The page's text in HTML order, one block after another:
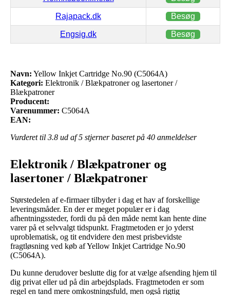
Rajapack.dk Besøg
Engsig.dk Besøg
Navn: Yellow Inkjet Cartridge No.90 (C5064A)
Kategori: Elektronik / Blækpatroner og lasertoner /
Blækpatroner
Producent:
Varenummer: C5064A
EAN:
Vurderet til 3.8 ud af 5 stjerner baseret på 40 anmeldelser
Elektronik / Blækpatroner og
lasertoner / Blækpatroner
Størstedelen af e-firmaer tilbyder i dag et hav af forskellige
leveringsmåder. En der er meget populær er i dag
afhentningssteder, fordi du på den måde nemt kan hente dine
varer på et selvvalgt tidspunkt. Fragtmetoden er jo yderst
uproblematisk, og tit endvidere den mest prisbevidste
fragtløsning ved køb af Yellow Inkjet Cartridge No.90
(C5064A).
Du kunne derudover beslutte dig for at vælge afsending hjem til
dig privat eller ud på din arbejdsplads. Fragtmetoden er som
regel en tand mere omkostningsfuld, men også rigtig